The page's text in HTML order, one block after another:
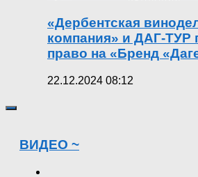
«Дербентская
компания» и ДАГ-ТУР
право на «Бренд
22.12.2024 08:12
ВИДЕО ~